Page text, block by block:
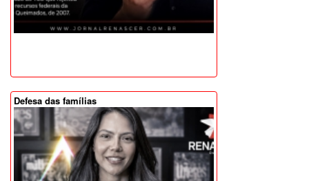
Defesa das famílias